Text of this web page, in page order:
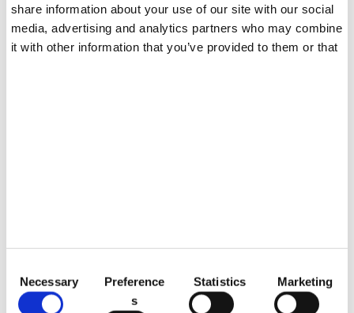
share information about your use of our site with our social
media, advertising and analytics partners who may combine
it with other information that you’ve provided to them or that
Necessary
Preference
s
Statistics Marketing
ES